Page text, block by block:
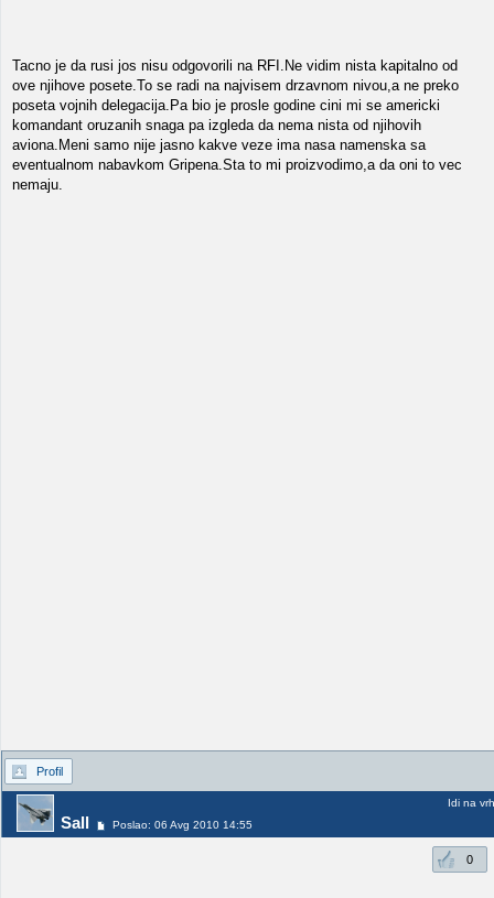
Tacno je da rusi jos nisu odgovorili na RFI.Ne vidim nista kapitalno od
ove njihove posete.To se radi na najvisem drzavnom nivou,a ne preko
poseta vojnih delegacija.Pa bio je prosle godine cini mi se americki
komandant oruzanih snaga pa izgleda da nema nista od njihovih
aviona.Meni samo nije jasno kakve veze ima nasa namenska sa
eventualnom nabavkom Gripena.Sta to mi proizvodimo,a da oni to vec
nemaju.
Profil
Sall Poslao: 06 Avg 2010 14:55
Idi na vrh
0